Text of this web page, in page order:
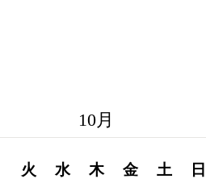
10月
火 水 木 金 土
日